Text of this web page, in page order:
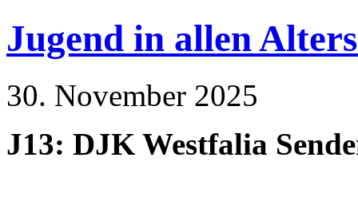
Jugend in allen
30. November 2025
J13: DJK Westfalia